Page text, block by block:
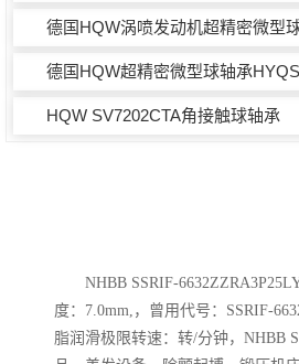
德国HQW涡喷发动机超精密微型
德国HQW超精密微型球轴承
HQW SV7202CTA角接触球轴承
NHBB SSRIF-
度：7.0mm,，曾用代号： SSRIF-
脂润滑极限转速：转/分钟，NHBB